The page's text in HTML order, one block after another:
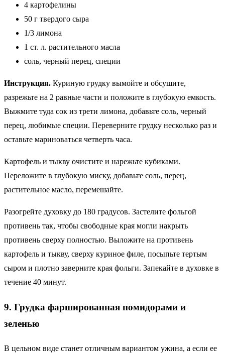
4 картофелины
50 г твердого сыра
1/3 лимона
1 ст. л. растительного масла
соль, черный перец, специи
Инструкция. Куриную грудку вымойте и обсушите,
разрежьте на 2 равные части и положите в глубокую емкость.
Выжмите туда сок из трети лимона, добавьте соль, черный
перец, любимые специи. Переверните грудку несколько раз и
оставьте мариноваться четверть часа.
Картофель и тыкву очистите и нарежьте кубиками.
Переложите в глубокую миску, добавьте соль, перец,
растительное масло, перемешайте.
Разогрейте духовку до 180 градусов. Застелите фольгой
противень так, чтобы свободные края могли накрыть
противень сверху полностью. Выложите на противень
картофель и тыкву, сверху куриное филе, посыпьте тертым
сыром и плотно заверните края фольги. Запекайте в духовке в
течение 40 минут.
9. Грудка фаршированная помидорами и
зеленью
В цельном виде станет отличным вариантом ужина, а если ее